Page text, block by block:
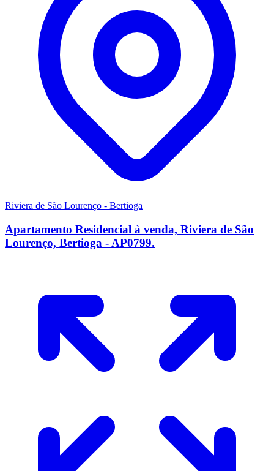
Riviera de São Lourenço - Bertioga
Apartamento Residencial à venda, Riviera de São
Lourenço, Bertioga - AP0799.